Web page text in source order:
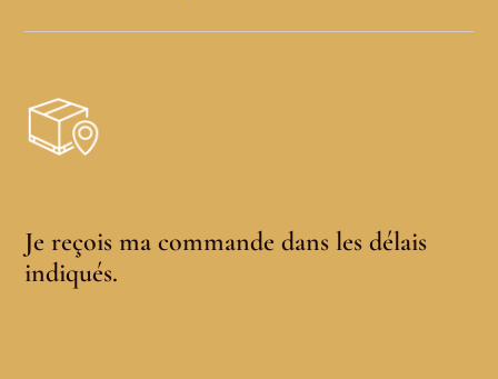
Je reçois ma commande dans les délais
indiqués.